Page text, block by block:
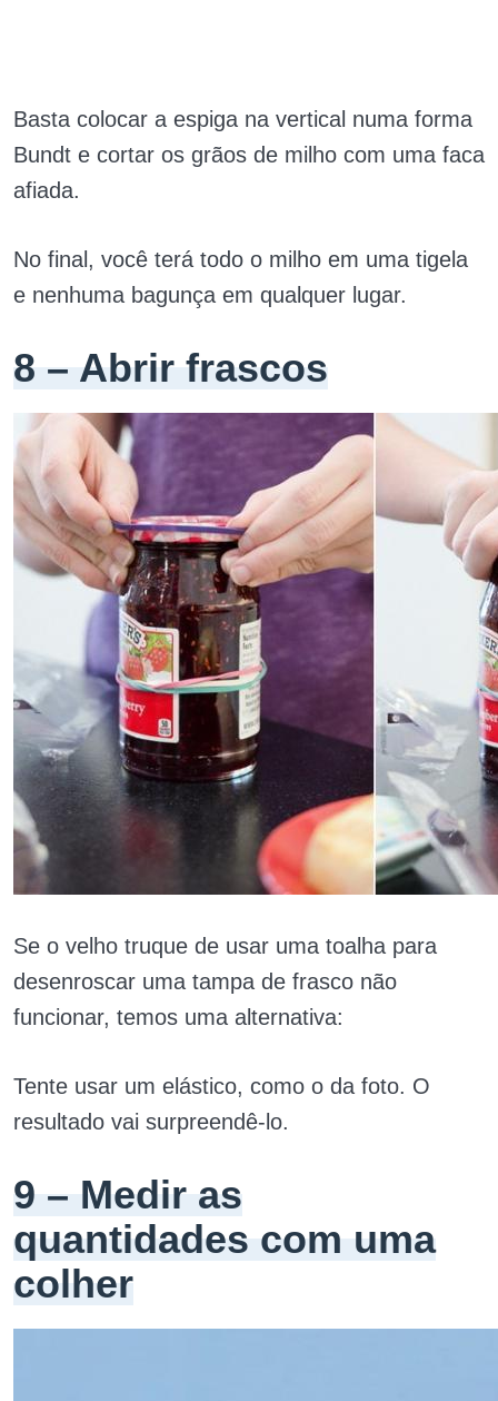
Basta colocar a espiga na vertical numa forma
Bundt e cortar os grãos de milho com uma faca
afiada.
No final, você terá todo o milho em uma tigela
e nenhuma bagunça em qualquer lugar.
8 – Abrir frascos
Se o velho truque de usar uma toalha para
desenroscar uma tampa de frasco não
funcionar, temos uma alternativa:
Tente usar um elástico, como o da foto. O
resultado vai surpreendê-lo.
9 – Medir as
quantidades com uma
colher